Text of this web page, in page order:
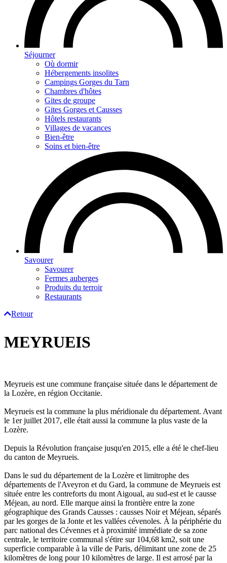
Séjourner
Où dormir
Hébergements insolites
Campings Gorges du Tarn
Chambres d'hôtes
Gites de groupe
Gites Gorges et Causses
Hôtels restaurants
Villages de vacances
Bien-être
Soins et bien-être
Savourer
Savourer
Fermes auberges
Produits du terroir
Restaurants
Retour
MEYRUEIS
Meyrueis est une commune française située dans le département de
la Lozère, en région Occitanie.
Meyrueis est la commune la plus méridionale du département. Avant
le 1er juillet 2017, elle était aussi la commune la plus vaste de la
Lozère.
Depuis la Révolution française jusqu'en 2015, elle a été le chef-lieu
du canton de Meyrueis.
Dans le sud du département de la Lozère et limitrophe des
départements de l'Aveyron et du Gard, la commune de Meyrueis est
située entre les contreforts du mont Aigoual, au sud-est et le causse
Méjean, au nord. Elle marque ainsi la frontière entre la zone
géographique des Grands Causses : causses Noir et Méjean, séparés
par les gorges de la Jonte et les vallées cévenoles. À la périphérie du
parc national des Cévennes et à proximité immédiate de sa zone
centrale, le territoire communal s'étire sur 104,68 km2, soit une
superficie comparable à la ville de Paris, délimitant une zone de 25
kilomètres de long pour 10 kilomètres de large. Il est arrosé par la